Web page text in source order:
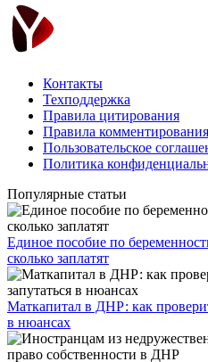
Контакты
Техподдержка
Правила цитирования
Правила комментирования
Пользовательское
Политика
Популярные статьи
Единое пособие по
сколько заплатят
​Маткапитал в ДНР: как
в нюансах